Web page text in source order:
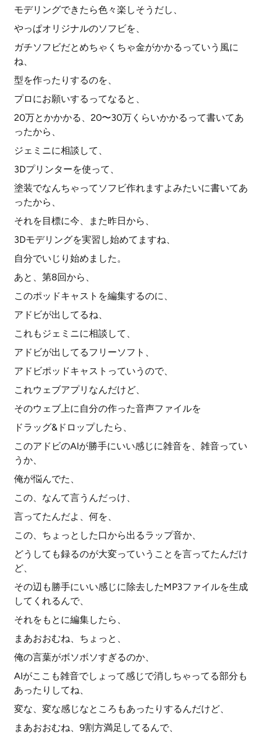
モデリングできたら色々楽しそうだし、
やっぱオリジナルのソフビを、
ガチソフビだとめちゃくちゃ金がかかるっていう風に
ね、
型を作ったりするのを、
プロにお願いするってなると、
20万とかかかる、20〜30万くらいかかるって書いてあ
ったから、
ジェミニに相談して、
3Dプリンターを使って、
塗装でなんちゃってソフビ作れますよみたいに書いてあ
ったから、
それを目標に今、また昨日から、
3Dモデリングを実習し始めてますね、
自分でいじり始めました。
あと、第8回から、
このポッドキャストを編集するのに、
アドビが出してるね、
これもジェミニに相談して、
アドビが出してるフリーソフト、
アドビポッドキャストっていうので、
これウェブアプリなんだけど、
そのウェブ上に自分の作った音声ファイルを
ドラッグ&ドロップしたら、
このアドビのAIが勝手にいい感じに雑音を、雑音ってい
うか、
俺が悩んでた、
この、なんて言うんだっけ、
言ってたんだよ、何を、
この、ちょっとした口から出るラップ音か、
どうしても録るのが大変っていうことを言ってたんだけ
ど、
その辺も勝手にいい感じに除去したMP3ファイルを生成
してくれるんで、
それをもとに編集したら、
まあおおむね、ちょっと、
俺の言葉がボソボソすぎるのか、
AIがここも雑音でしょって感じで消しちゃってる部分も
あったりしてね、
変な、変な感じなところもあったりするんだけど、
まあおおむね、9割方満足してるんで、